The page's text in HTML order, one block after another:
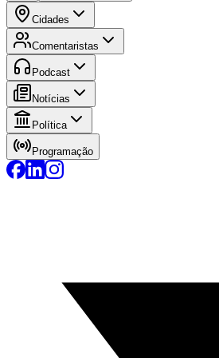
Cidades
Comentaristas
Podcast
Notícias
Política
Programação